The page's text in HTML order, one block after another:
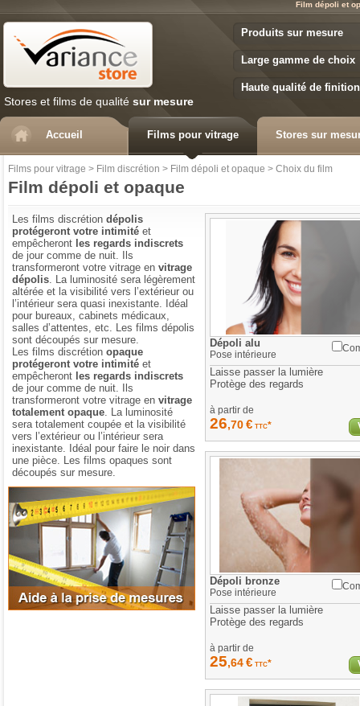
Film dépoli et
Stores et films de qualité sur mesure
Produits sur mesure
Large gamme de choix
Haute qualité de finition
Accueil Films pour vitrage Stores sur
Films pour vitrage > Film discrétion > Film dépoli et opaque > Choix du film
Film dépoli et opaque
Les films discrétion dépolis
protégeront votre intimité et
empêcheront les regards indiscrets
de jour comme de nuit. Ils
transformeront votre vitrage en vitrage
dépolis. La luminosité sera légèrement
altérée et la visibilité vers l’extérieur ou
l’intérieur sera quasi inexistante. Idéal
pour bureaux, cabinets médicaux,
salles d’attentes, etc. Les films dépolis
sont découpés sur mesure.
Les films discrétion opaque
protégeront votre intimité et
empêcheront les regards indiscrets
de jour comme de nuit. Ils
transformeront votre vitrage en vitrage
totalement opaque. La luminosité
sera totalement coupée et la visibilité
vers l’extérieur ou l’intérieur sera
inexistante. Idéal pour faire le noir dans
une pièce. Les films opaques sont
découpés sur mesure.
Aide à la prise de mesures
Dépoli alu
Pose intérieure
Laisse passer la lumière
Protège des regards
à partir de
26,70€ TTC*
Dépoli bronze
Pose intérieure
Laisse passer la lumière
Protège des regards
à partir de
25,64€ TTC*